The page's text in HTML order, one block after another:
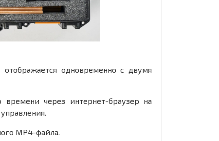
одновременно с двумя
через интернет-браузер на
MP4-файла.